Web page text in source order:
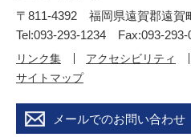
〒811-4392 福岡県遠賀郡遠賀
Tel:093-293-1234 Fax:093-293-
リンク集 アクセシビリティ
サイトマップ
メールでのお問い合わせ